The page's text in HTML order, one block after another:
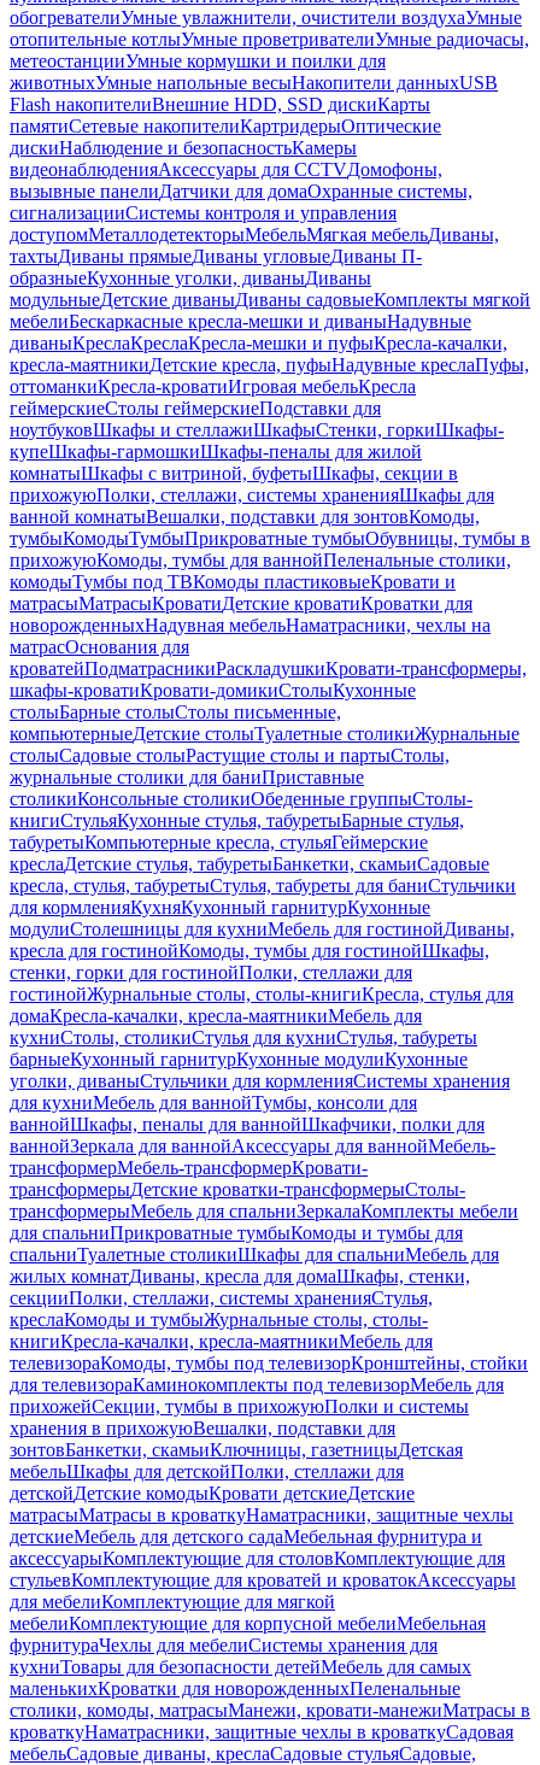
обогревателиУмные увлажнители, очистители воздухаУмные
отопительные котлыУмные проветривателиУмные радиочасы,
метеостанцииУмные кормушки и поилки для
животныхУмные напольные весыНакопители данныхUSB
Flash накопителиВнешние HDD, SSD дискиКарты
памятиСетевые накопителиКартридерыОптические
дискиНаблюдение и безопасностьКамеры
видеонаблюденияАксессуары для CCTVДомофоны,
вызывные панелиДатчики для домаОхранные системы,
сигнализацииСистемы контроля и управления
доступомМеталлодетекторыМебельМягкая мебельДиваны,
тахтыДиваны прямыеДиваны угловыеДиваны П-
образныеКухонные уголки, диваныДиваны
модульныеДетские диваныДиваны садовыеКомплекты мягкой
мебелиБескаркасные кресла-мешки и диваныНадувные
диваныКреслаКреслаКресла-мешки и пуфыКресла-качалки,
кресла-маятникиДетские кресла, пуфыНадувные креслаПуфы,
оттоманкиКресла-кроватиИгровая мебельКресла
геймерскиеСтолы геймерскиеПодставки для
ноутбуковШкафы и стеллажиШкафыСтенки, горкиШкафы-
купеШкафы-гармошкиШкафы-пеналы для жилой
комнатыШкафы с витриной, буфетыШкафы, секции в
прихожуюПолки, стеллажи, системы храненияШкафы для
ванной комнатыВешалки, подставки для зонтовКомоды,
тумбыКомодыТумбыПрикроватные тумбыОбувницы, тумбы в
прихожуюКомоды, тумбы для ваннойПеленальные столики,
комодыТумбы под ТВКомоды пластиковыеКровати и
матрасыМатрасыКроватиДетские кроватиКроватки для
новорожденныхНадувная мебельНаматрасники, чехлы на
матрасОснования для
кроватейПодматрасникиРаскладушкиКровати-трансформеры,
шкафы-кроватиКровати-домикиСтолыКухонные
столыБарные столыСтолы письменные,
компьютерныеДетские столыТуалетные столикиЖурнальные
столыСадовые столыРастущие столы и партыСтолы,
журнальные столики для баниПриставные
столикиКонсольные столикиОбеденные группыСтолы-
книгиСтульяКухонные стулья, табуретыБарные стулья,
табуретыКомпьютерные кресла, стульяГеймерские
креслаДетские стулья, табуретыБанкетки, скамьиСадовые
кресла, стулья, табуретыСтулья, табуреты для баниСтульчики
для кормленияКухняКухонный гарнитурКухонные
модулиСтолешницы для кухниМебель для гостинойДиваны,
кресла для гостинойКомоды, тумбы для гостинойШкафы,
стенки, горки для гостинойПолки, стеллажи для
гостинойЖурнальные столы, столы-книгиКресла, стулья для
домаКресла-качалки, кресла-маятникиМебель для
кухниСтолы, столикиСтулья для кухниСтулья, табуреты
барныеКухонный гарнитурКухонные модулиКухонные
уголки, диваныСтульчики для кормленияСистемы хранения
для кухниМебель для ваннойТумбы, консоли для
ваннойШкафы, пеналы для ваннойШкафчики, полки для
ваннойЗеркала для ваннойАксессуары для ваннойМебель-
трансформерМебель-трансформерКровати-
трансформерыДетские кроватки-трансформерыСтолы-
трансформерыМебель для спальниЗеркалаКомплекты мебели
для спальниПрикроватные тумбыКомоды и тумбы для
спальниТуалетные столикиШкафы для спальниМебель для
жилых комнатДиваны, кресла для домаШкафы, стенки,
секцииПолки, стеллажи, системы храненияСтулья,
креслаКомоды и тумбыЖурнальные столы, столы-
книгиКресла-качалки, кресла-маятникиМебель для
телевизораКомоды, тумбы под телевизорКронштейны, стойки
для телевизораКаминокомплекты под телевизорМебель для
прихожейСекции, тумбы в прихожуюПолки и системы
хранения в прихожуюВешалки, подставки для
зонтовБанкетки, скамьиКлючницы, газетницыДетская
мебельШкафы для детскойПолки, стеллажи для
детскойДетские комодыКровати детскиеДетские
матрасыМатрасы в кроваткуНаматрасники, защитные чехлы
детскиеМебель для детского садаМебельная фурнитура и
аксессуарыКомплектующие для столовКомплектующие для
стульевКомплектующие для кроватей и кроватокАксессуары
для мебелиКомплектующие для мягкой
мебелиКомплектующие для корпусной мебелиМебельная
фурнитураЧехлы для мебелиСистемы хранения для
кухниТовары для безопасности детейМебель для самых
маленькихКроватки для новорожденныхПеленальные
столики, комоды, матрасыМанежи, кровати-манежиМатрасы в
кроваткуНаматрасники, защитные чехлы в кроваткуСадовая
мебельСадовые диваны, креслаСадовые стульяСадовые,